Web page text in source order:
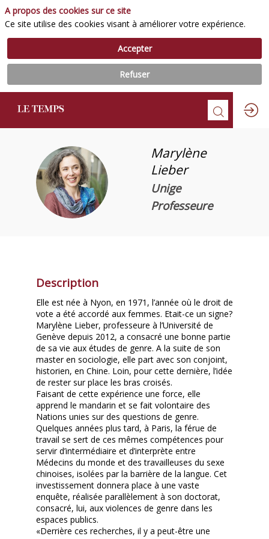
ML
Marylène
Lieber
Unige
Professeure
Description
Elle est née à Nyon, en 1971, l’année où le droit de
vote a été accordé aux femmes. Etait-ce un signe?
Marylène Lieber, professeure à l’Université de
Genève depuis 2012, a consacré une bonne partie
de sa vie aux études de genre. A la suite de son
master en sociologie, elle part avec son conjoint,
historien, en Chine. Loin, pour cette dernière, l’idée
de rester sur place les bras croisés.
Faisant de cette expérience une force, elle
apprend le mandarin et se fait volontaire des
Nations unies sur des questions de genre.
Quelques années plus tard, à Paris, la férue de
travail se sert de ces mêmes compétences pour
servir d’intermédiaire et d’interprète entre
Médecins du monde et des travailleuses du sexe
chinoises, isolées par la barrière de la langue. Cet
investissement donnera place à une vaste
enquête, réalisée parallèlement à son doctorat,
consacré, lui, aux violences de genre dans les
espaces publics.
«Derrière ces recherches, il y a peut-être une
A propos des cookies sur ce site
Ce site utilise des cookies visant à améliorer votre expérience.
Accepter
Refuser